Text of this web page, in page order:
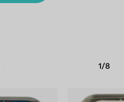
1/8